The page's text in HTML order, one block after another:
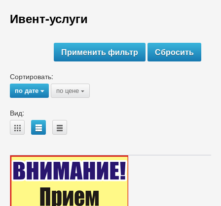
Ивент-услуги
Сортировать:
по дате{ по цене {
Вид:
A B C